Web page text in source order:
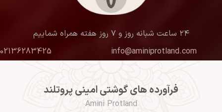
۲۴ ساعت شبانه روز و ۷ روز هفته همراه شماییم
info@aminiprotland.com
02136283425
فرآورده های گوشتی امینی پروتلند
Amini Protland